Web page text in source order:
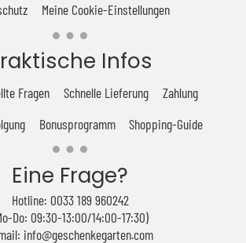
Meine Cookie-Einstellungen
Infos
Fragen Schnelle Lieferung
Zahlung
Bonusprogramm Shopping-Guide
Eine Frage?
Hotline: 0033 189 960242
Do: 09:30-13:00/14:00-17:30)
info@geschenkegarten.com